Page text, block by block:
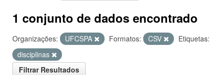
1 conjunto de dados encontrado
Organizações: UFCSPA Formatos: CSV
Etiquetas:
disciplinas
Filtrar Resultados